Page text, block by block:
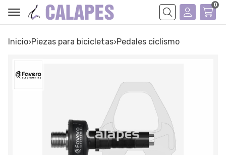
Buscar
0
Inicio piezas para bicicletas pedales ciclismo